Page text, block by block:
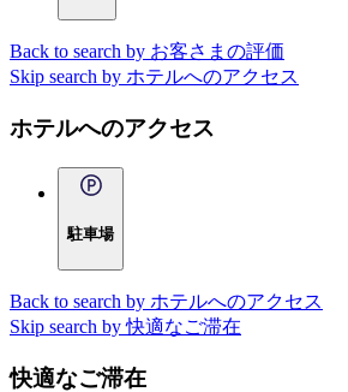
Back to search by お客さまの評価
Skip search by ホテルへのアクセス
ホテルへのアクセス
駐車場
Back to search by ホテルへのアクセス
Skip search by 快適なご滞在
快適なご滞在